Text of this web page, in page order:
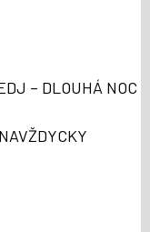
– DLOUHÁ NOC